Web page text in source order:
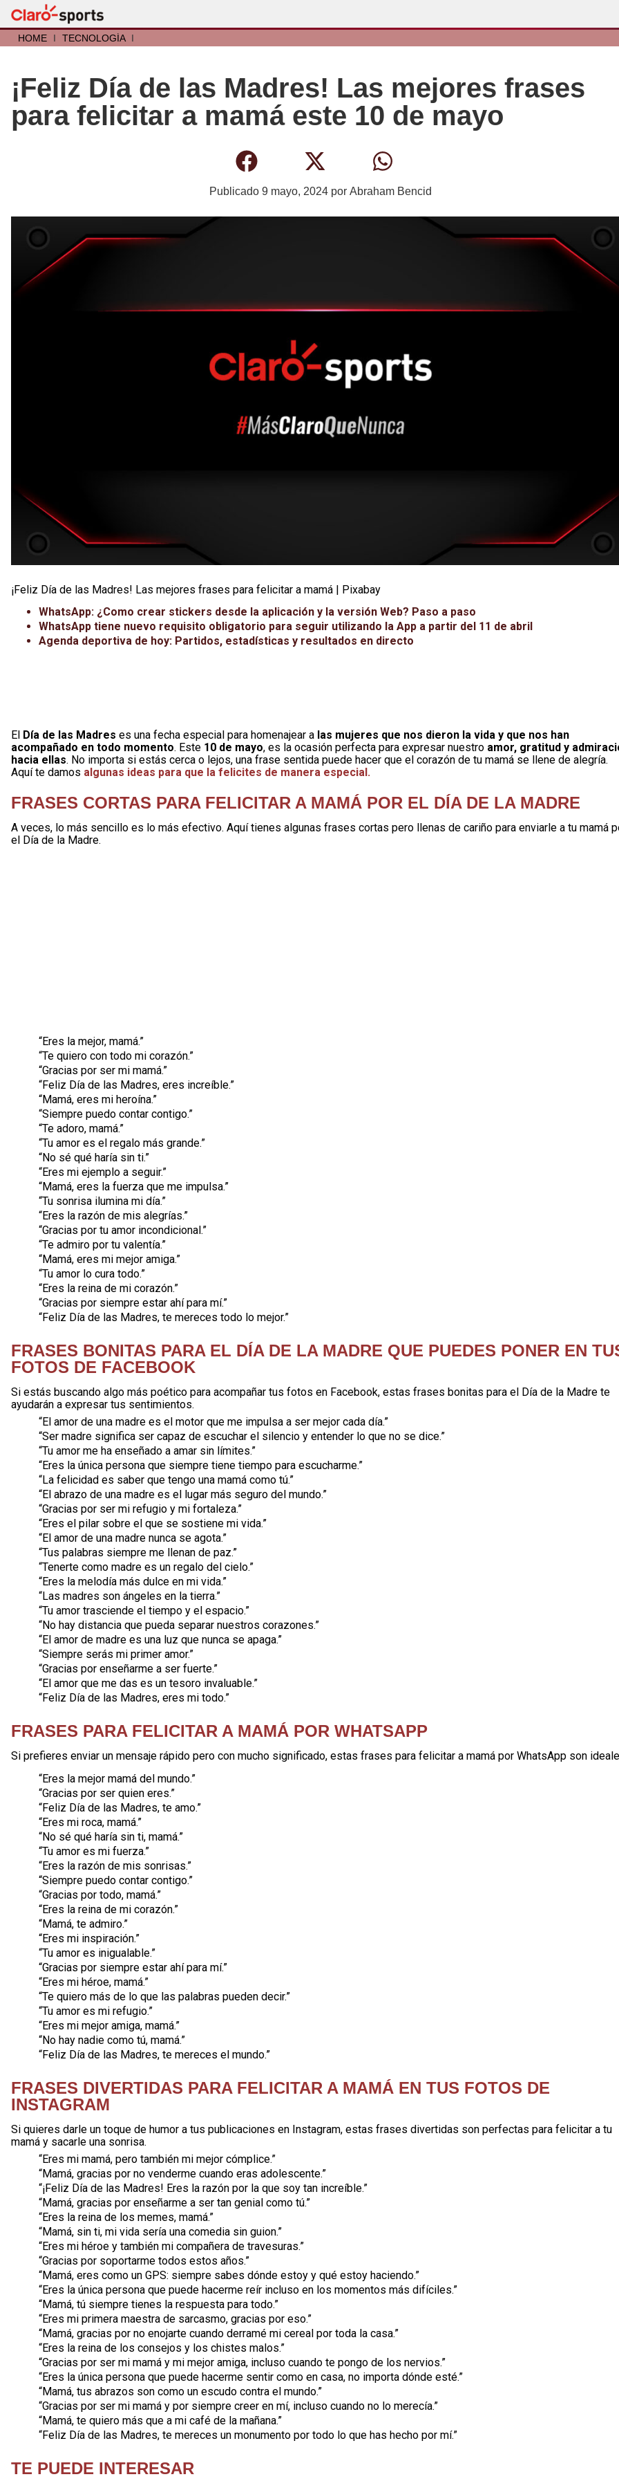
HOME I TECNOLOGÍA I
¡Feliz Día de las Madres! Las mejores frases
para felicitar a mamá este 10 de mayo
Publicado 9 mayo, 2024 por Abraham Bencid
¡Feliz Día de las Madres! Las mejores frases para felicitar a mamá | Pixabay
WhatsApp: ¿Como crear stickers desde la aplicación y la versión Web? Paso a paso
WhatsApp tiene nuevo requisito obligatorio para seguir utilizando la App a partir del 11 de abril
Agenda deportiva de hoy: Partidos, estadísticas y resultados en directo
El Día de las Madres es una fecha especial para homenajear a las mujeres que nos dieron la vida y que nos han
acompañado en todo momento. Este 10 de mayo, es la ocasión perfecta para expresar nuestro amor, gratitud y
hacia ellas. No importa si estás cerca o lejos, una frase sentida puede hacer que el corazón de tu mamá se llene de alegría.
Aquí te damos algunas ideas para que la felicites de manera especial.
FRASES CORTAS PARA FELICITAR A MAMÁ POR EL DÍA DE LA MADRE
A veces, lo más sencillo es lo más efectivo. Aquí tienes algunas frases cortas pero llenas de cariño para enviarle a tu mamá
el Día de la Madre.
“Eres la mejor, mamá.”
“Te quiero con todo mi corazón.”
“Gracias por ser mi mamá.”
“Feliz Día de las Madres, eres increíble.”
“Mamá, eres mi heroína.”
“Siempre puedo contar contigo.”
“Te adoro, mamá.”
“Tu amor es el regalo más grande.”
“No sé qué haría sin ti.”
“Eres mi ejemplo a seguir.”
“Mamá, eres la fuerza que me impulsa.”
“Tu sonrisa ilumina mi día.”
“Eres la razón de mis alegrías.”
“Gracias por tu amor incondicional.”
“Te admiro por tu valentía.”
“Mamá, eres mi mejor amiga.”
“Tu amor lo cura todo.”
“Eres la reina de mi corazón.”
“Gracias por siempre estar ahí para mí.”
“Feliz Día de las Madres, te mereces todo lo mejor.”
FRASES BONITAS PARA EL DÍA DE LA MADRE QUE PUEDES PONER EN
FOTOS DE FACEBOOK
Si estás buscando algo más poético para acompañar tus fotos en Facebook, estas frases bonitas para el Día de la Madre te
ayudarán a expresar tus sentimientos.
“El amor de una madre es el motor que me impulsa a ser mejor cada día.”
“Ser madre significa ser capaz de escuchar el silencio y entender lo que no se dice.”
“Tu amor me ha enseñado a amar sin límites.”
“Eres la única persona que siempre tiene tiempo para escucharme.”
“La felicidad es saber que tengo una mamá como tú.”
“El abrazo de una madre es el lugar más seguro del mundo.”
“Gracias por ser mi refugio y mi fortaleza.”
“Eres el pilar sobre el que se sostiene mi vida.”
“El amor de una madre nunca se agota.”
“Tus palabras siempre me llenan de paz.”
“Tenerte como madre es un regalo del cielo.”
“Eres la melodía más dulce en mi vida.”
“Las madres son ángeles en la tierra.”
“Tu amor trasciende el tiempo y el espacio.”
“No hay distancia que pueda separar nuestros corazones.”
“El amor de madre es una luz que nunca se apaga.”
“Siempre serás mi primer amor.”
“Gracias por enseñarme a ser fuerte.”
“El amor que me das es un tesoro invaluable.”
“Feliz Día de las Madres, eres mi todo.”
FRASES PARA FELICITAR A MAMÁ POR WHATSAPP
Si prefieres enviar un mensaje rápido pero con mucho significado, estas frases para felicitar a mamá por WhatsApp son
“Eres la mejor mamá del mundo.”
“Gracias por ser quien eres.”
“Feliz Día de las Madres, te amo.”
“Eres mi roca, mamá.”
“No sé qué haría sin ti, mamá.”
“Tu amor es mi fuerza.”
“Eres la razón de mis sonrisas.”
“Siempre puedo contar contigo.”
“Gracias por todo, mamá.”
“Eres la reina de mi corazón.”
“Mamá, te admiro.”
“Eres mi inspiración.”
“Tu amor es inigualable.”
“Gracias por siempre estar ahí para mí.”
“Eres mi héroe, mamá.”
“Te quiero más de lo que las palabras pueden decir.”
“Tu amor es mi refugio.”
“Eres mi mejor amiga, mamá.”
“No hay nadie como tú, mamá.”
“Feliz Día de las Madres, te mereces el mundo.”
FRASES DIVERTIDAS PARA FELICITAR A MAMÁ EN TUS FOTOS DE
INSTAGRAM
Si quieres darle un toque de humor a tus publicaciones en Instagram, estas frases divertidas son perfectas para felicitar a tu
mamá y sacarle una sonrisa.
“Eres mi mamá, pero también mi mejor cómplice.”
“Mamá, gracias por no venderme cuando eras adolescente.”
“¡Feliz Día de las Madres! Eres la razón por la que soy tan increíble.”
“Mamá, gracias por enseñarme a ser tan genial como tú.”
“Eres la reina de los memes, mamá.”
“Mamá, sin ti, mi vida sería una comedia sin guion.”
“Eres mi héroe y también mi compañera de travesuras.”
“Gracias por soportarme todos estos años.”
“Mamá, eres como un GPS: siempre sabes dónde estoy y qué estoy haciendo.”
“Eres la única persona que puede hacerme reír incluso en los momentos más difíciles.”
“Mamá, tú siempre tienes la respuesta para todo.”
“Eres mi primera maestra de sarcasmo, gracias por eso.”
“Mamá, gracias por no enojarte cuando derramé mi cereal por toda la casa.”
“Eres la reina de los consejos y los chistes malos.”
“Gracias por ser mi mamá y mi mejor amiga, incluso cuando te pongo de los nervios.”
“Eres la única persona que puede hacerme sentir como en casa, no importa dónde esté.”
“Mamá, tus abrazos son como un escudo contra el mundo.”
“Gracias por ser mi mamá y por siempre creer en mí, incluso cuando no lo merecía.”
“Mamá, te quiero más que a mi café de la mañana.”
“Feliz Día de las Madres, te mereces un monumento por todo lo que has hecho por mí.”
TE PUEDE INTERESAR